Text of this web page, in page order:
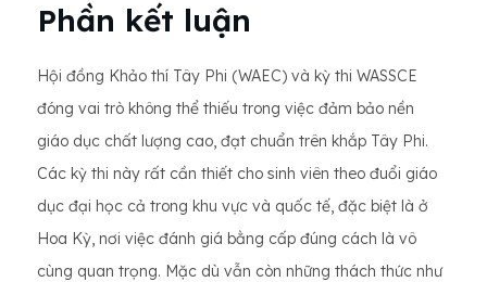
Phần kết luận
Hội đồng Khảo thí Tây Phi (WAEC) và kỳ thi WASSCE
đóng vai trò không thể thiếu trong việc đảm bảo nền
giáo dục chất lượng cao, đạt chuẩn trên khắp Tây Phi.
Các kỳ thi này rất cần thiết cho sinh viên theo đuổi giáo
dục đại học cả trong khu vực và quốc tế, đặc biệt là ở
Hoa Kỳ, nơi việc đánh giá bằng cấp đúng cách là vô
cùng quan trọng. Mặc dù vẫn còn những thách thức như